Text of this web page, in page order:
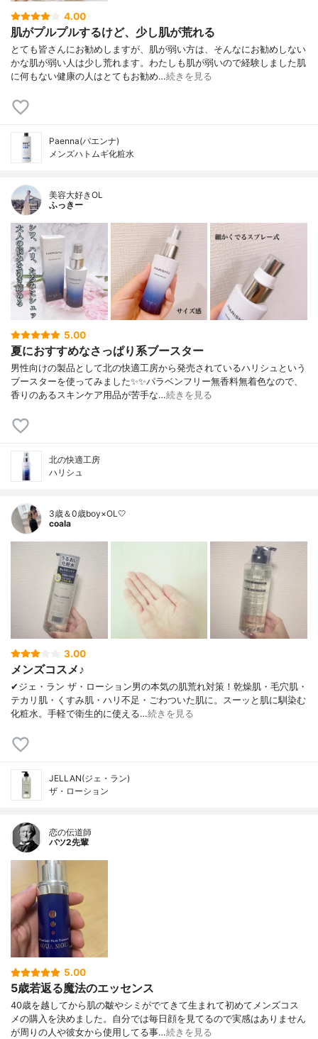
4.00
肌がプルプルするけど、少し肌が荒れる
とても皆さんにお勧めしますが、肌が弱い方は、そんなにお勧めしない
かな肌が弱い人は少し荒れます。わたしも肌が弱いので経験しました肌
に何もない健康の人はとてもお勧め…続きを見る
Paenna(パエンナ)
メンズハトムギ化粧水
美容大好きOL
ふっきー
5.00
夏におすすめなさっぱり系ブースター
男性向けの製品として北の快適工房から発売されているハリシュという
ブースターを使ってみました✨✨パラベンフリー無香料無着色なので、
香りのあるスキンケア用品が苦手な…続きを見る
北の快適工房
ハリシュ
3歳＆0歳boy×OL🤍
coala
3.00
メンズコスメ♪
✔︎ジェ・ラン ザ・ローション男の本気の肌荒れ対策！乾燥肌・毛穴肌・
テカリ肌・くすみ肌・ハリ不足・ごわついた肌に。スーッと肌に馴染む
化粧水。手軽で衛生的に使える…続きを見る
JELLAN(ジェ・ラン)
ザ・ローション
恋の伝道師
バツ2先輩
5.00
5歳若返る魔法のエッセンス
40歳を越してから肌の皺やシミがでてきて生まれて初めてメンズコス
メの購入を決めました。自分では毎日顔を見てるので実感はありません
が周りの人や彼女から使用してる事…続きを見る